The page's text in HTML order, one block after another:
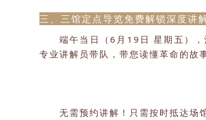
三、三馆定点导览免费解锁深度讲
端午当日（6月19日 星期五），
专业讲解员带队，带您读懂革命的故
无需预约讲解！只需按时抵达场